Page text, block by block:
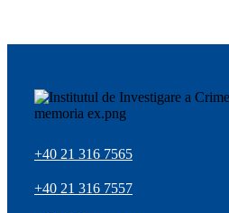
+40 21 316 7565
+40 21 316 7557